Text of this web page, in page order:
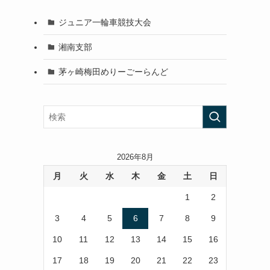
ジュニア一輪車競技大会
湘南支部
茅ヶ崎梅田めりーごーらんど
2026年8月
月 火 水 木 金 土 日
1 2
3 4 5 6 7 8 9
10 11 12 13 14 15 16
17 18 19 20 21 22 23